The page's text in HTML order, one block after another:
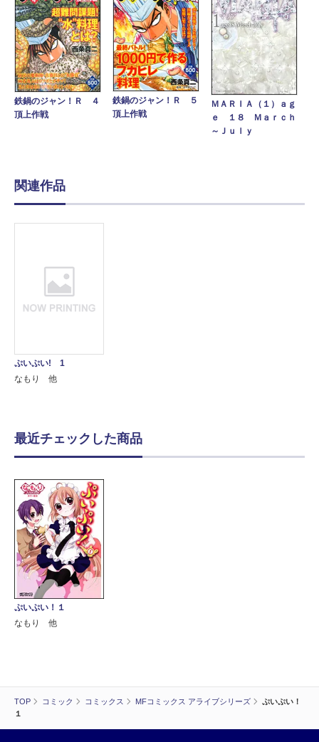
TOP コミック コミックス MFコミックス アライブシリーズ
ぷいぷい！
１
鉄鍋のジャン！Ｒ ４
頂上作戦
鉄鍋のジャン！Ｒ ５
頂上作戦
ＭＡＲＩＡ（１）ａｇ
ｅ １８ Ｍａｒｃｈ
～Ｊｕｌｙ
関連作品
ぷいぷい! 1
なもり 他
最近チェックした商品
ぷいぷい！１
なもり 他